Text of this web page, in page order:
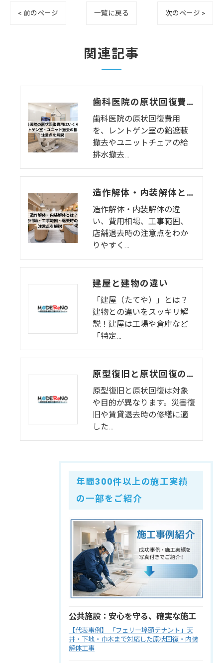
< 前のページ 一覧に戻る 次のページ >
関連記事
歯科医院の原状回復費用はいくら？レントゲン室・ユニット撤去の相場と注意点を解説
歯科医院の原状回復費用
を、レントゲン室の鉛遮蔽
撤去やユニットチェアの給
排水撤去…
造作解体・内装解体とは？費用相場・工事範囲・退去時の注意点を解説
造作解体・内装解体の違
い、費用相場、工事範囲、
店舗退去時の注意点をわか
りやすく…
建屋と建物の違い
「建屋（たてや）」とは？
建物との違いをスッキリ解
説！建屋は工場や倉庫など
「特定…
原型復旧と原状回復の違い：それぞれの意味と選び方【解説】
原型復旧と原状回復は対象
や目的が異なります。災害復
旧や賃貸退去時の修繕に適
した…
年間300件以上の施工実績
の一部をご紹介
公共施設：安心を守る、確実な施工
【代表事例】 「フェリー埠頭テナント」天
井・下地・巾木まで対応した原状回復・内装
解体工事